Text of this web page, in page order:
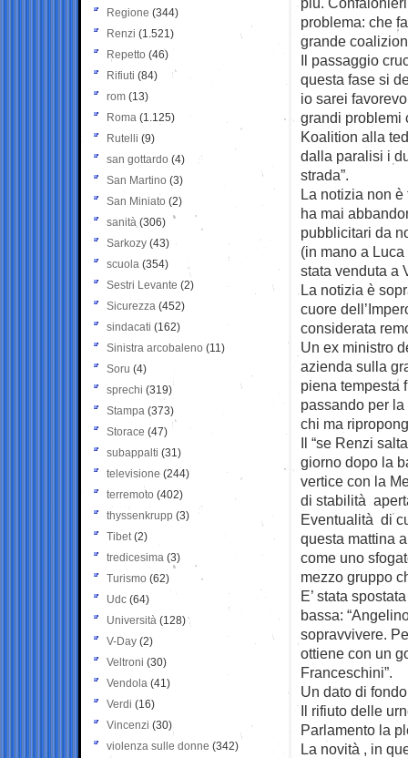
problema: che
grande
Il passaggio
questa fase si
io sarei
grandi problemi
Koalition alla
dalla paralisi i
strada”.
La notizia non è
ha mai
pubblicitari da
(in mano a
stata venduta a
La notizia è
cuore
considerata
Un ex ministro
azienda sulla
piena tempesta
passando per
chi ma
Il “se Renzi
giorno dopo la
vertice con la
di stabilità
Eventualità di
questa mattina
come uno
mezzo gruppo
E’ stata
bassa:
sopravvivere.
ottiene con un
Franceschini”.
Un dato di
Il rifiuto delle
Parlamento la
La novità , in
Regione (344)
Renzi (1.521)
Repetto (46)
Rifiuti (84)
rom (13)
Roma (1.125)
Rutelli (9)
san gottardo (4)
San Martino (3)
San Miniato (2)
sanità (306)
Sarkozy (43)
scuola (354)
Sestri Levante (2)
Sicurezza (452)
sindacati (162)
Sinistra arcobaleno (11)
Soru (4)
sprechi (319)
Stampa (373)
Storace (47)
subappalti (31)
televisione(244)
terremoto (402)
thyssenkrupp (3)
Tibet(2)
tredicesima (3)
Turismo (62)
Udc (64)
Università (128)
V-Day (2)
Veltroni (30)
Vendola (41)
Verdi (16)
Vincenzi (30)
violenza sulle donne (342)